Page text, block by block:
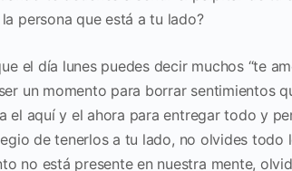
persona que está a tu lado?
el día lunes puedes decir muchos “te
un momento para borrar sentimientos
el aquí y el ahora para entregar todo y
de tenerlos a tu lado, no olvides todo
no está presente en nuestra mente,